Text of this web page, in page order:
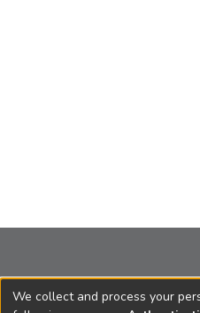
We collect and process your